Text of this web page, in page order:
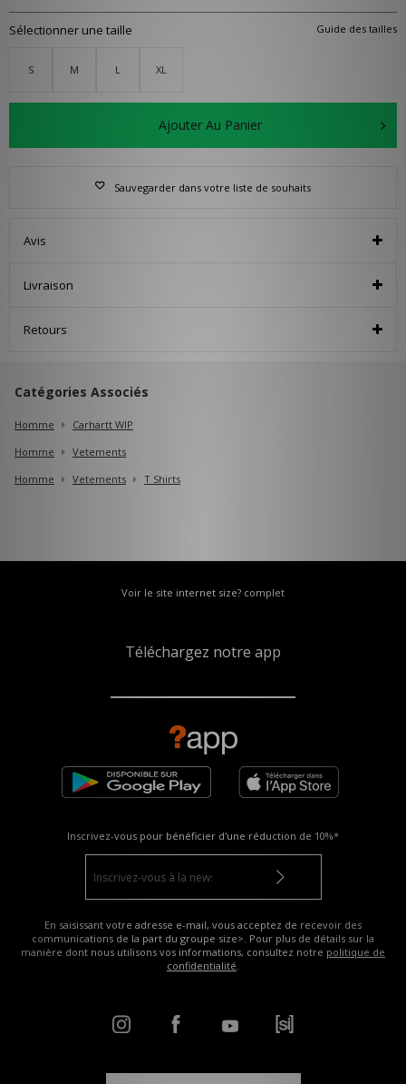
Guide des tailles
Sélectionner une taille
S M L XL
Ajouter Au Panier
Sauvegarder dans votre liste de souhaits
Avis
Livraison
Retours
Catégories Associés
Homme
Carhartt WIP
Homme
Vetements
Homme
Vetements T Shirts
Voir le site internet size? complet
Téléchargez notre app
Inscrivez-vous pour bénéficier d'une réduction de 10%*
En saisissant votre adresse e-mail, vous acceptez de recevoir des
communications de la part du groupe size>. Pour plus de détails sur la
manière dont nous utilisons vos informations, consultez notre politique de
confidentialité.